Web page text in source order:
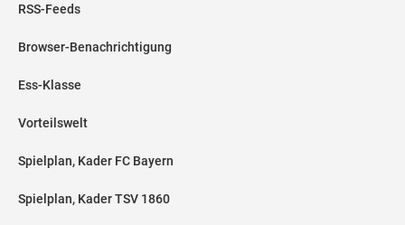
RSS-Feeds
Browser-Benachrichtigung
Ess-Klasse
Vorteilswelt
Spielplan, Kader FC Bayern
Spielplan, Kader TSV 1860